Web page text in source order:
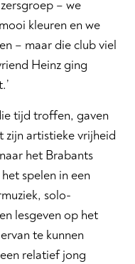
– we
kleuren en we
– maar die club viel
Heinz ging
tijd troffen, gaven
zijn artistieke vrijheid
het Brabants
spelen in een
solo-
lesgeven op het
te kunnen
relatief jong